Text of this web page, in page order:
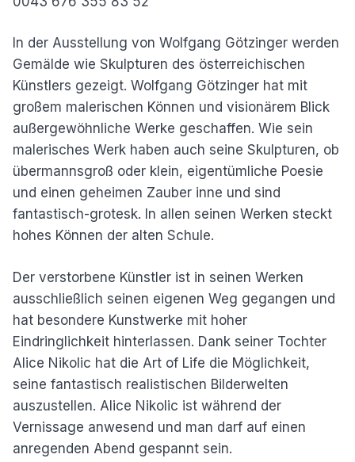
In der Ausstellung von Wolfgang Götzinger werden
Gemälde wie Skulpturen des österreichischen
Künstlers gezeigt. Wolfgang Götzinger hat mit
großem malerischen Können und visionärem Blick
außergewöhnliche Werke geschaffen. Wie sein
malerisches Werk haben auch seine Skulpturen, ob
übermannsgroß oder klein, eigentümliche Poesie
und einen geheimen Zauber inne und sind
fantastisch-grotesk. In allen seinen Werken steckt
hohes Können der alten Schule.
Der verstorbene Künstler ist in seinen Werken
ausschließlich seinen eigenen Weg gegangen und
hat besondere Kunstwerke mit hoher
Eindringlichkeit hinterlassen. Dank seiner Tochter
Alice Nikolic hat die Art of Life die Möglichkeit,
seine fantastisch realistischen Bilderwelten
auszustellen. Alice Nikolic ist während der
Vernissage anwesend und man darf auf einen
anregenden Abend gespannt sein.